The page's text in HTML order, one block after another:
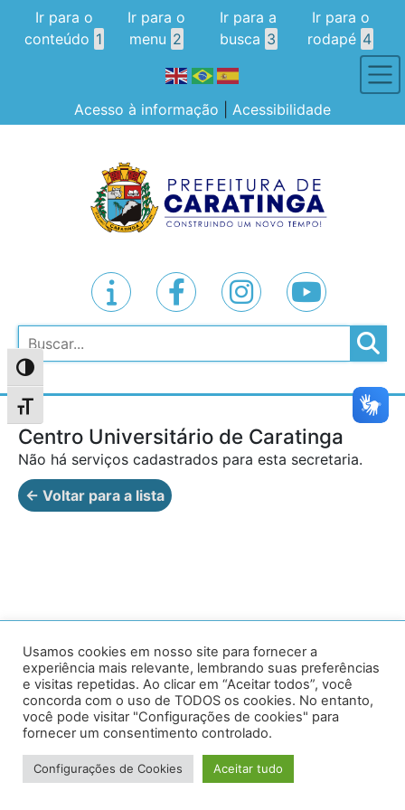
Alternar alto contraste
Alternar tamanho da fonte
Ir para o
conteúdo 1
Ir para o
menu 2
Ir para a
busca 3
Ir para o
rodapé 4
Acesso à informação Acessibilidade
Pesquisar
Centro Universitário de Caratinga
Não há serviços cadastrados para esta secretaria.
← Voltar para a lista
Av. Prof. Armando Alves da Silva, nº 1950 - Zacarias,
Caratinga - MG - 35302-403 / Tel: (33) 3329 8000
Desenvolvido por VersaTec
Usamos cookies em nosso site para fornecer a
experiência mais relevante, lembrando suas preferências
e visitas repetidas. Ao clicar em “Aceitar todos”, você
concorda com o uso de TODOS os cookies. No entanto,
você pode visitar "Configurações de cookies" para
fornecer um consentimento controlado.
Configurações de Cookies Aceitar tudo